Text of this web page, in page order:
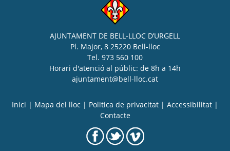
AJUNTAMENT DE BELL-LLOC D’URGELL
Pl. Major, 8 25220 Bell-lloc
Tel. 973 560 100
Horari d'atenció al públic: de 8h a 14h
ajuntament@bell-lloc.cat
Inici | Mapa del lloc | Politica de privacitat | Accessibilitat |
Contacte